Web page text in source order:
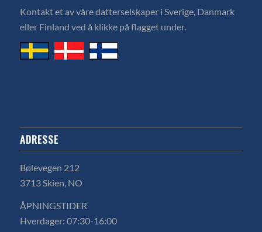
Kontakt et av våre datterselskaper i Sverige, Danmark
eller Finland ved å klikke på flagget under.
ADRESSE
Bølevegen 212
3713 Skien, NO
ÅPNINGSTIDER
Hverdager: 07:30-16:00